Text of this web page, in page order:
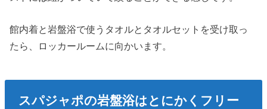
館内着と岩盤浴で使うタオルとタオルセットを受け取っ
たら、ロッカールームに向かいます。
スパジャポの岩盤浴はとにかくフリー